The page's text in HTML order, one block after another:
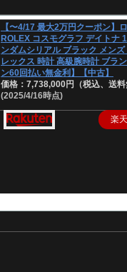
【〜4/17 最大2万円クーポン】
ROLEX コスモグラフ デイトナ
ンダムシリアル ブラック メン
レックス 時計 高級腕時計 ブラ
ン60回払い無金利】【中古】
価格：7,738,000円（税込、送
(2025/4/16時点)
楽